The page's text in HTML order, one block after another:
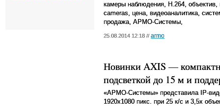
камеры наблюдения, H .264,
cameras, цена, видеоаналитика,
продажа, АРМО-Системы,
25.08.2014 12:18 // armo
Новинки AXIS —
подсветкой до 15 м и
«АРМО-Системы» представила IP-
1920х1080 пикс. при 25 к/с и 3,5х